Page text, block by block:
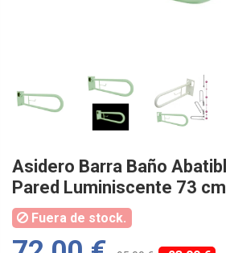
Asidero Barra Baño
Pared Luminiscente 73 cm
Fuera de stock.